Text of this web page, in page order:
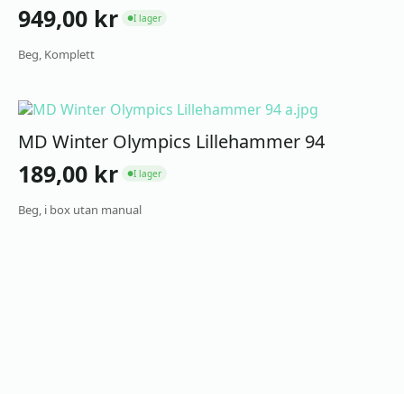
949,00 kr ●I lager
Beg, Komplett
MD Winter Olympics Lillehammer 94
189,00 kr ●I lager
Beg, i box utan manual